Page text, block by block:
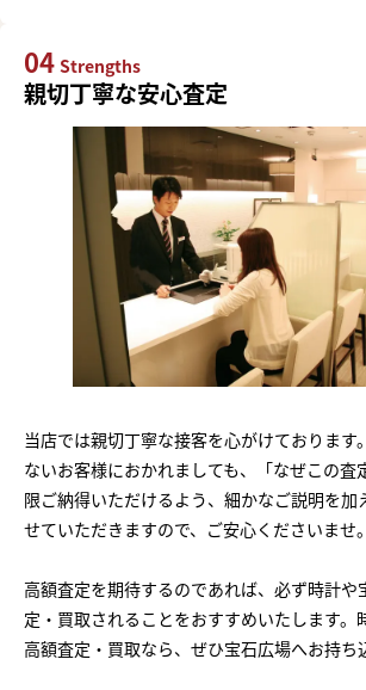
04 Strengths
親切丁寧な安心査定
当店では親切丁寧な接客を心がけております
ないお客様におかれましても、「なぜこの査
限ご納得いただけるよう、細かなご説明を加
せていただきますので、ご安心くださいませ。
高額査定を期待するのであれば、必ず時計や
定・買取されることをおすすめいたします。
高額査定・買取なら、ぜひ宝石広場へお持ち